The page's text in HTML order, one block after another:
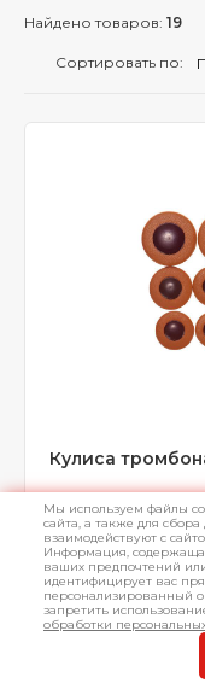
Найдено товаров: 19
Сортировать по:
Кулиса
покрытие
Мы используем файлы
сайта, а также для
взаимодействуют с
Информация,
ваших предпочтений
идентифицирует вас
персонализированный
запретить
обработки